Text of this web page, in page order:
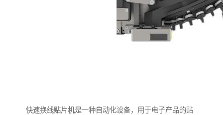
快速换线贴片机是一种自动化设备，用于电子产品的贴